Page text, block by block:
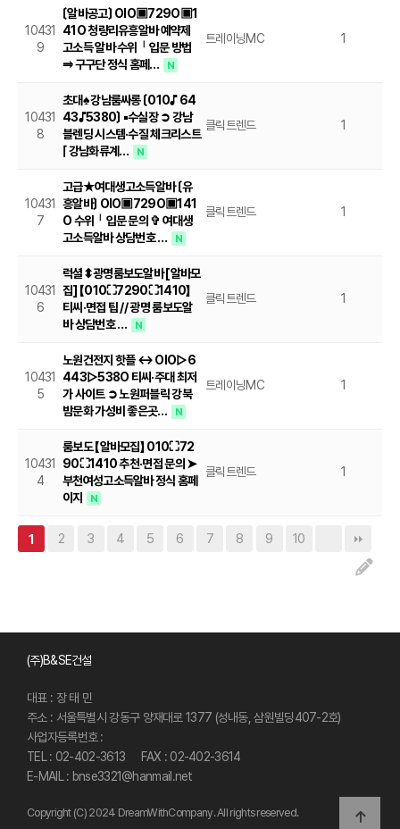
10431
9
〔알바공고〕 OlO▣729O▣1
41O 청량리유흥알바 예약제
고소득 알바 수위╵입문 방법
⥤ 구구단 정식 홈페…
N
트레이닝MC 1
10431
8
초대♠ 강남룸싸롱 〔010♪ 64
43♪5380〕 ▪수실장 ➲ 강남
블렌딩 시스템·수질 체크리스트
⌈ 강남화류계…
N
클릭트렌드 1
10431
7
고급★여대생고소득알바 〔유
흥알바〕 OlO▣729O▣141
O 수위╵입문 문의 ✞ 여대생
고소득알바 상담번호 …
N
클릭트렌드 1
10431
6
럭셜⬍광명룸보도알바 [알바모
집] 【010⛶7290⛶1410】
티씨·면접 팁 // 광명 룸보도알
바 상담번호 …
N
클릭트렌드 1
10431
5
노원건전지 핫플 ↔ OlO▷6
443▷538O 티씨·주대 최저
가 사이트 ➲ 노원퍼블릭 강북
밤문화 가성비 좋은곳…
N
트레이닝MC 1
10431
4
룸보도 【알바모집】 010⛶72
90⛶1410 추천·면접 문의 ➤
부천여성고소득알바 정식 홈페
이지
N
클릭트렌드 1
1 2 3 4 5 6 7 8 9 10
사이트 정보
(주)B&SE건설
대표 : 장 태 민
주소 : 서울특별시 강동구 양재대로 1377 (성내동, 삼원빌딩407-2호)
사업자등록번호 :
TEL : 02-402-3613
FAX : 02-402-3614
E-MAIL : bnse3321@hanmail.net
Copyright (C) 2024 DreamWithCompany. All rights reserved.